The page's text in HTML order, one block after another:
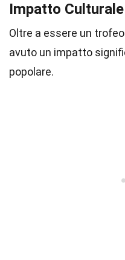
Impatto Culturale
Oltre a essere un
avuto un impatto
popolare.